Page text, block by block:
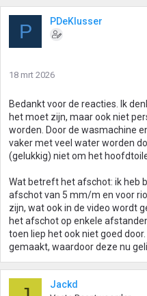
P PDeKlusser
18 mrt 2026
Bedankt voor de reacties. Ik
het moet zijn, maar ook niet
worden. Door de wasmachine
vaker met veel water worden
(gelukkig) niet om het
Wat betreft het afschot: ik heb
afschot van 5 mm/m en voor
zijn, wat ook in de video wordt
het afschot op enkele
toen liep het ook niet goed
gemaakt, waardoor deze nu
Jackd